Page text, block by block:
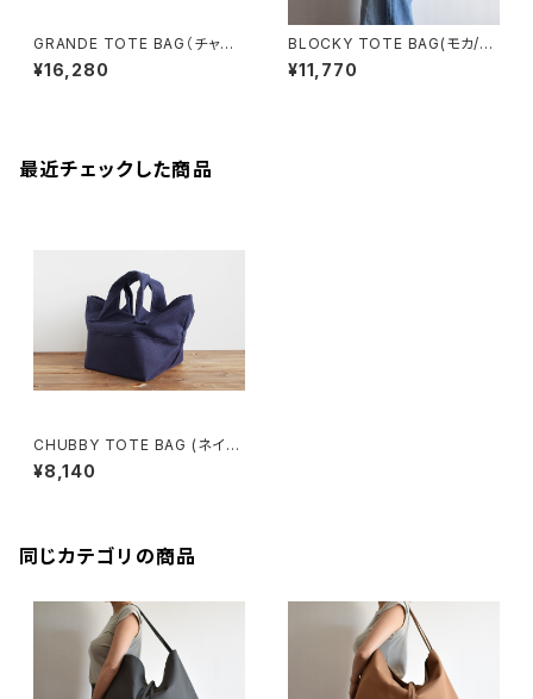
GRANDE TOTE BAG（チャコ
ール/グレー）
¥16,280
BLOCKY TOTE BAG(モカ/ブ
ラウン)
¥11,770
最近チェックした商品
CHUBBY TOTE BAG (ネイビ
ー)
¥8,140
同じカテゴリの商品